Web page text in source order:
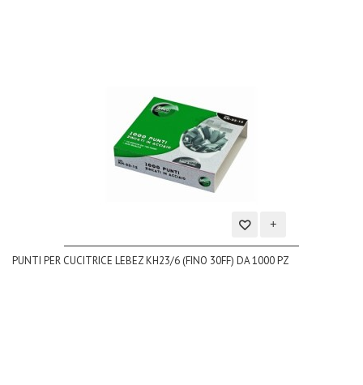
Aggiungi
alla
PUNTI PER CUCITRICE LEBEZ KH23/6 (FINO 30FF) DA 1000 PZ